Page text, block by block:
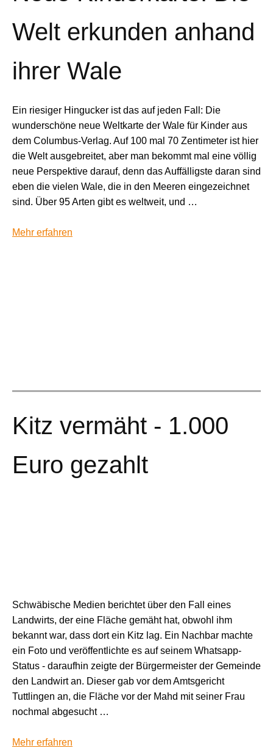
Welt erkunden anhand
ihrer Wale
Ein riesiger Hingucker ist das auf jeden Fall: Die
wunderschöne neue Weltkarte der Wale für Kinder aus
dem Columbus-Verlag. Auf 100 mal 70 Zentimeter ist hier
die Welt ausgebreitet, aber man bekommt mal eine völlig
neue Perspektive darauf, denn das Auffälligste daran sind
eben die vielen Wale, die in den Meeren eingezeichnet
sind. Über 95 Arten gibt es weltweit, und …
Mehr erfahren
Kitz vermäht - 1.000
Euro gezahlt
Schwäbische Medien berichtet über den Fall eines
Landwirts, der eine Fläche gemäht hat, obwohl ihm
bekannt war, dass dort ein Kitz lag. Ein Nachbar machte
ein Foto und veröffentlichte es auf seinem Whatsapp-
Status - daraufhin zeigte der Bürgermeister der Gemeinde
den Landwirt an. Dieser gab vor dem Amtsgericht
Tuttlingen an, die Fläche vor der Mahd mit seiner Frau
nochmal abgesucht …
Mehr erfahren